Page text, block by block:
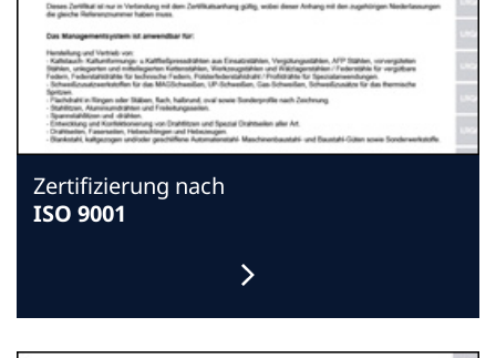
Zertifizierung nach
ISO 9001